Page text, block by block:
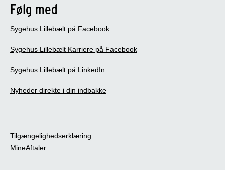
Følg med
Sygehus Lillebælt på Facebook
Sygehus Lillebælt Karriere på Facebook
Sygehus Lillebælt på LinkedIn
Nyheder direkte i din indbakke
Tilgængelighedserklæring
MineAftaler